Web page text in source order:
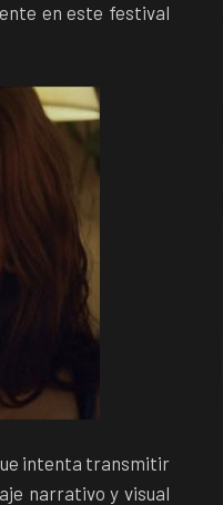
en este festival
intenta transmitir
narrativo y visual